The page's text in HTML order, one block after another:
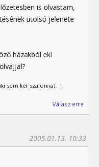
is olvastam,
utolsó jelenete
házakból ekl
sem kér szalonnát. |
Válasz erre
2005.01.13. 10:33